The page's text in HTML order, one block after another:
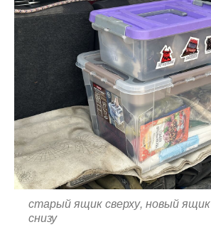
старый ящик сверху, новый ящик
снизу